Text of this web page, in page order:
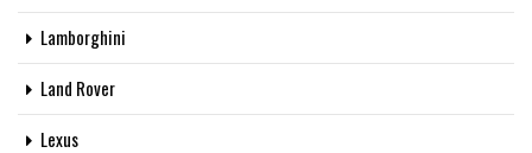
Lamborghini
Land Rover
Lexus